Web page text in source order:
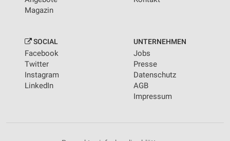
Magazin
SOCIAL
Facebook
Twitter
Instagram
LinkedIn
UNTERNEHMEN
Jobs
Presse
Datenschutz
AGB
Impressum